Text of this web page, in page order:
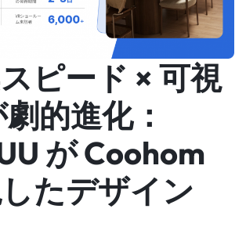
スピード × 可視
的進化：
が Coohom
たデザイン